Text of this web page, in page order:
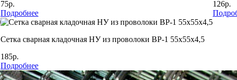
75р.
Подробнее
126р.
Сетка сварная кладочная НУ из проволоки ВР-1 55х55х4,5
185р.
Подробнее